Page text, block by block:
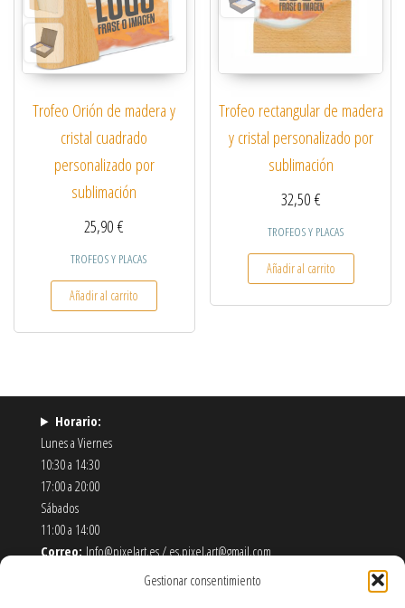
Gestionar consentimiento
Trofeo Orión de madera y
cristal cuadrado
personalizado por
sublimación
25,90€
TROFEOS Y PLACAS
Añadir al carrito
Trofeo rectangular de madera
y cristal personalizado por
sublimación
32,50€
TROFEOS Y PLACAS
Añadir al carrito
Horario:
Lunes a Viernes
10:30 a 14:30
17:00 a 20:00
Sábados
11:00 a 14:00
Correo:Info@pixelart.es / es.pixel.art@gmail.com
910 56 55 72